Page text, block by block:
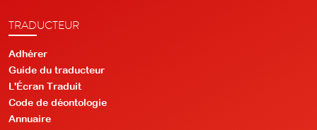
TRADUCTEUR
Adhérer
Guide du traducteur
L'Écran Traduit
Code de déontologie
Annuaire